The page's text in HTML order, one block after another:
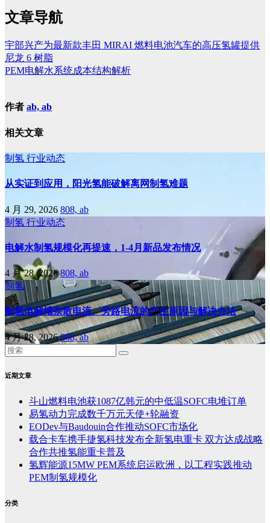
文章导航
宇部兴产为最新款丰田 MIRAI 燃料电池汽车的高压氢罐提供
尼龙 6 树脂
PEM电解水系统成本结构解析
作者 ab, ab
相关文章
制氢 行业动态
从实证到应用，阳光氢能破解离网制氢难题
4 月 29, 2026 808, ab
制氢 行业动态
电解水制氢规模化再提速，1-4月新品发布情况
4 月 28, 2026808, ab
制氢
制氢电解槽杂散电流、旁路电流的产生原因与解决办法
4 月 28, 2026808, ab
近期文章
斗山燃料电池获1087亿韩元的中低温SOFC电堆订单
易氢动力完成数千万元天使+轮融资
EODev与Baudouin合作推动SOFC市场化
载合卡车携手捷氢科技发布全新氢电重卡 双方达成战略
合作共推氢能重卡普及
氢辉能源15MW PEM系统启运欧洲，以工程实践推动
PEM制氢规模化
分类